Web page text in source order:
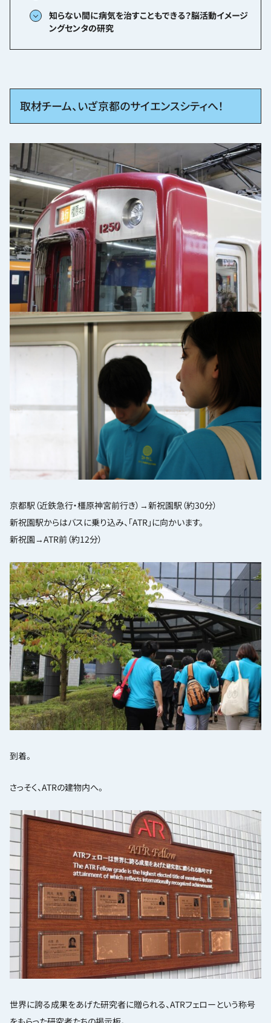
知らない間に病気を治すこともできる？脳活動イメージ
ングセンタの研究
取材チーム、いざ京都のサイエンスシティへ！
京都駅（近鉄急行・橿原神宮前行き）→新祝園駅（約30分）
新祝園駅からはバスに乗り込み、「ATR」に向かいます。
新祝園→ATR前（約12分）
到着。
さっそく、ATRの建物内へ。
世界に誇る成果をあげた研究者に贈られる、ATRフェローという称号